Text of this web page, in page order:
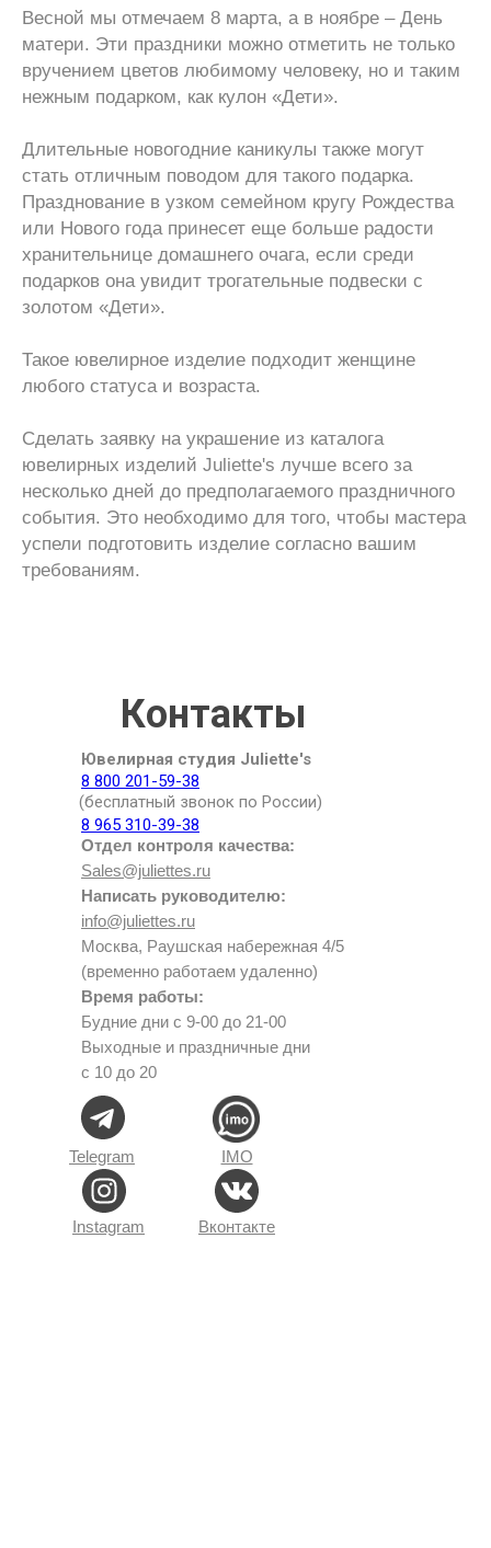
Весной мы отмечаем 8 марта, а в ноябре – День
матери. Эти праздники можно отметить не только
вручением цветов любимому человеку, но и таким
нежным подарком, как кулон «Дети».
Длительные новогодние каникулы также могут
стать отличным поводом для такого подарка.
Празднование в узком семейном кругу Рождества
или Нового года принесет еще больше радости
хранительнице домашнего очага, если среди
подарков она увидит трогательные подвески с
золотом «Дети».
Такое ювелирное изделие подходит женщине
любого статуса и возраста.
Сделать заявку на украшение из каталога
ювелирных изделий Juliette's лучше всего за
несколько дней до предполагаемого праздничного
события. Это необходимо для того, чтобы мастера
успели подготовить изделие согласно вашим
требованиям.
Отдел контроля качества:
Sales@juliettes.ru
Написать руководителю:
info@juliettes.ru
Москва, Раушская набережная 4/5
(временно работаем удаленно)
Время работы:
Будние дни с 9-00 до 21-00
Выходные и праздничные дни
с 10 до 20
Telegram
Вконтакте
Instagram
Ювелирная студия Juliette's
8 800 201-59-38
(бесплатный звонок по России)
8 965 310-39-38
IMO
Контакты